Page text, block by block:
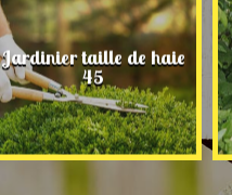
Jardinier taille de haie
45